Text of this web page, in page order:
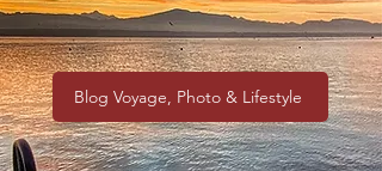
Blog Voyage, Photo & Lifestyle